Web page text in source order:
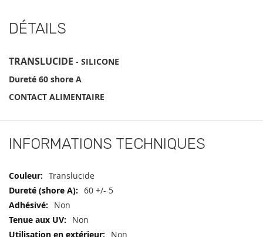
DÉTAILS
TRANSLUCIDE - SILICONE
Dureté 60 shore A
CONTACT ALIMENTAIRE
INFORMATIONS TECHNIQUES
Informations
techniques
Translucide
60 +/- 5
Non
Non
Non